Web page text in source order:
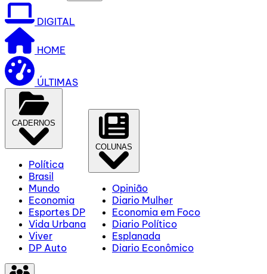
DIGITAL
HOME
ÚLTIMAS
CADERNOS
Política
Brasil
Mundo
Economia
Esportes DP
Vida Urbana
Viver
DP Auto
COLUNAS
Opinião
Diario Mulher
Economia em Foco
Diario Político
Esplanada
Diario Econômico